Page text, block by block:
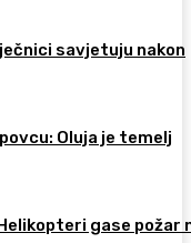
savjetuju nakon
Oluja je temelj
gase požar